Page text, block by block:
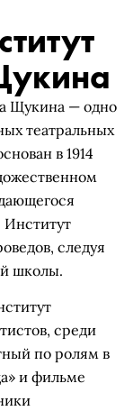
Щукина — одно
театральных
в 1914
следуя
школы.
среди
по ролям в
и фильме